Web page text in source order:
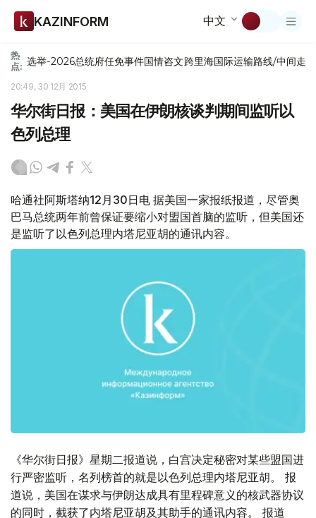
KAZINFORM 中文
热
点: 选举-2026总统府任免事件国情咨文跨里海国际运输路线/中间走廊
20:49, 30 12月 2015
华尔街日报：美国在伊朗核谈判期间监听以
色列总理
哈通社阿斯塔纳12月30日电 据美国一家报纸报道，尽管奥
巴马总统两年前曾保证要缩小对盟国首脑的监听，但美国还
是监听了以色列总理内塔尼亚胡的通讯内容。
《华尔街日报》星期二报道说，白宫决定秘密对某些盟国进
行严密监听，名列榜首的就是以色列总理内塔尼亚胡。 报
道说，美国在谋求与伊朗达成具有里程碑意义的核武器协议
的同时，截获了内塔尼亚胡及其助手的通讯内容。 报道